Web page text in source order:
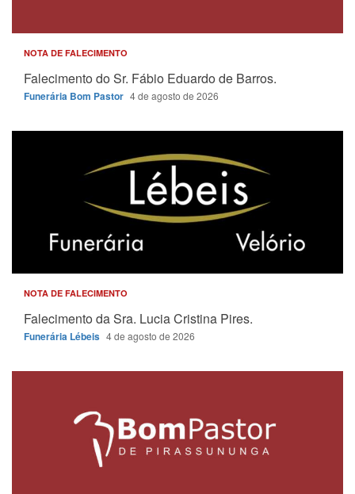
NOTA DE FALECIMENTO
Falecimento do Sr. Fábio Eduardo de Barros.
Funerária Bom Pastor 4 de agosto de 2026
NOTA DE FALECIMENTO
Falecimento da Sra. Lucia Cristina Pires.
Funerária Lébeis 4 de agosto de 2026